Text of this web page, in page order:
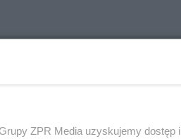
ZPR Media uzyskujemy dostęp i